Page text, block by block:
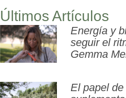
Últimos Artículos
Energía y
seguir el
Gemma
El papel de